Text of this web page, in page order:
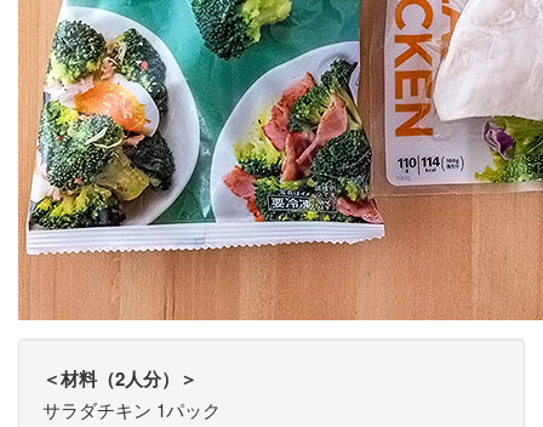
＜材料（2人分）＞
サラダチキン 1パック